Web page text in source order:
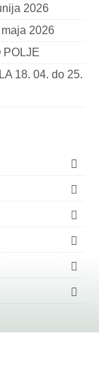
2026
2026
POLJE
18. 04. do 25.